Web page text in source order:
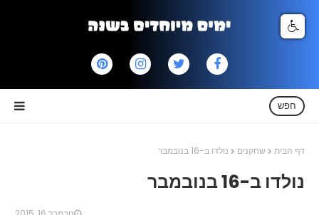
חפש
דף הבית שחקנים נולדו ב-16 בנובמבר
נולדו ב-16 בנובמבר